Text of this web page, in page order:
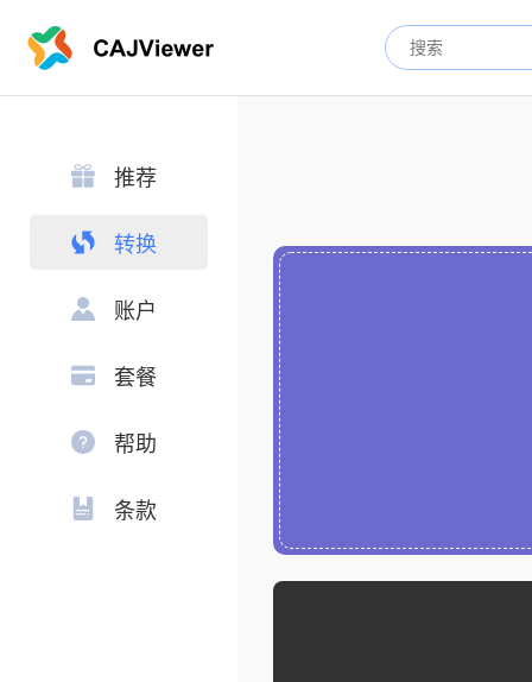
推荐
转换
账户
套餐
帮助
条款